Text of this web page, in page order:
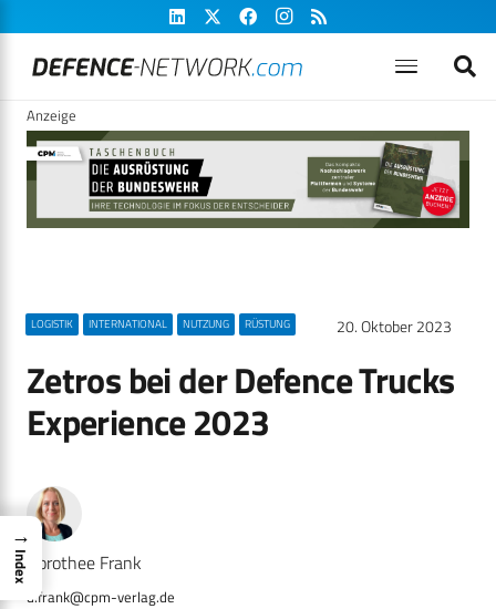
Anzeige
LOGISTIK INTERNATIONAL NUTZUNG RÜSTUNG 20. Oktober 2023
Zetros bei der Defence Trucks
Experience 2023
Dorothee Frank
d.frank@cpm-verlag.de
→
Index